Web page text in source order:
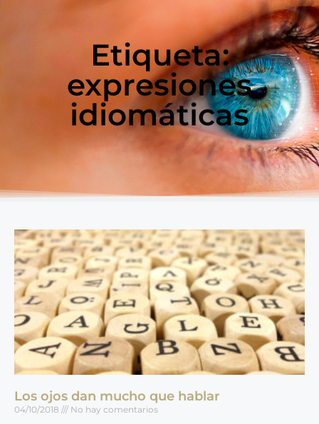
Etiqueta:
expresiones
idiomáticas
Los ojos dan mucho que hablar
04/10/2018 No hay comentarios